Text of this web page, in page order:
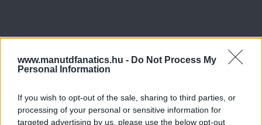
www.manutdfanatics.hu - Do Not Process My
Personal Information
If you wish to opt-out of the sale, sharing to third parties, or
processing of your personal or sensitive information for
targeted advertising by us, please use the below opt-out